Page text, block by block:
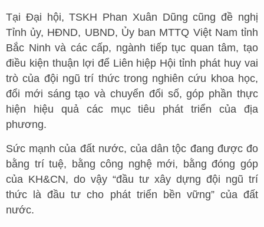
Tại Đại hội, TSKH Phan Xuân Dũng cũng đề nghị
Tỉnh ủy, HĐND, UBND, Ủy ban MTTQ Việt Nam tỉnh
Bắc Ninh và các cấp, ngành tiếp tục quan tâm, tạo
điều kiện thuận lợi để Liên hiệp Hội tỉnh phát huy vai
trò của đội ngũ trí thức trong nghiên cứu khoa học,
đổi mới sáng tạo và chuyển đổi số, góp phần thực
hiện hiệu quả các mục tiêu phát triển của địa
phương.
Sức mạnh của đất nước, của dân tộc đang được đo
bằng trí tuệ, bằng công nghệ mới, bằng đóng góp
của KH&CN, do vậy “đầu tư xây dựng đội ngũ trí
thức là đầu tư cho phát triển bền vững” của đất
nước.